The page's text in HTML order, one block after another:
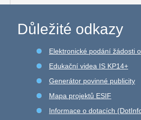
Důležité odkazy
Elektronické podání žádosti
Edukační videa IS KP14+
Generátor povinné publicity
Mapa projektů ESIF
Informace o dotacích